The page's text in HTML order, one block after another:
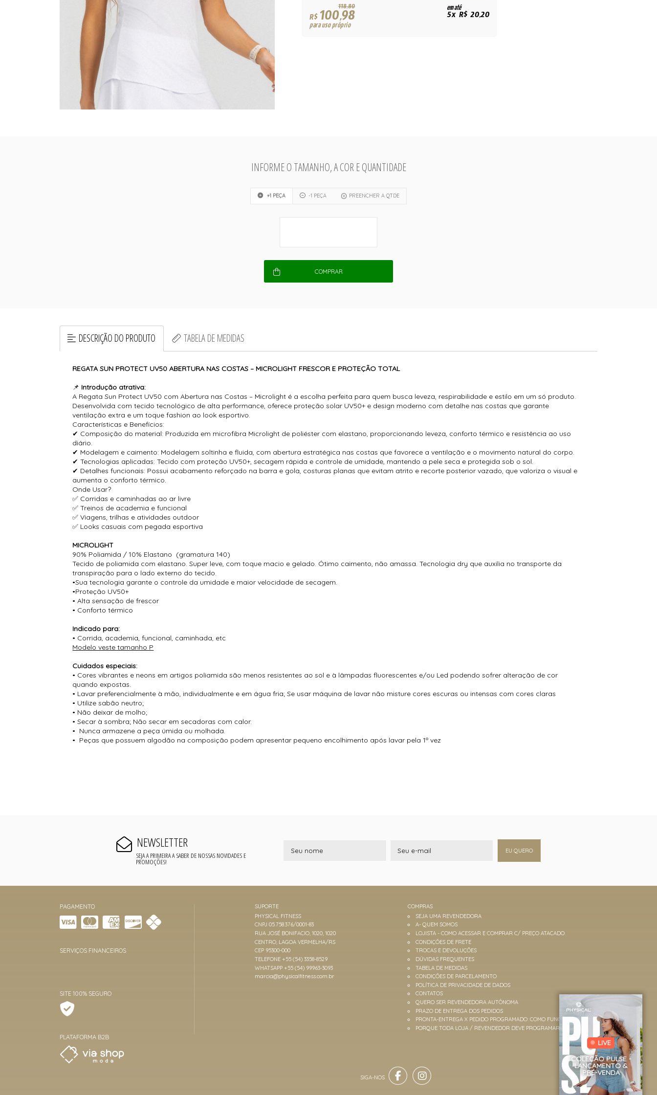
118,80
R$100,98
para uso próprio
em até
5x R$ 20,20
INFORME O TAMANHO, A COR E QUANTIDADE
+1 PEÇA -1 PEÇA PREENCHER A QTDE
COMPRAR
DESCRIÇÃO DO PRODUTO TABELA DE MEDIDAS
REGATA SUN PROTECT UV50 ABERTURA NAS COSTAS – MICROLIGHT FRESCOR E PROTEÇÃO TOTAL
📌 Introdução atrativa:
A Regata Sun Protect UV50 com Abertura nas Costas – Microlight é a escolha perfeita para quem busca leveza, respirabilidade e estilo em um só produto.
Desenvolvida com tecido tecnológico de alta performance, oferece proteção solar UV50+ e design moderno com detalhe nas costas que garante
ventilação extra e um toque fashion ao look esportivo.
Características e Benefícios:
✔ Composição do material: Produzida em microfibra Microlight de poliéster com elastano, proporcionando leveza, conforto térmico e resistência ao uso
diário.
✔ Modelagem e caimento: Modelagem soltinha e fluida, com abertura estratégica nas costas que favorece a ventilação e o movimento natural do corpo.
✔ Tecnologias aplicadas: Tecido com proteção UV50+, secagem rápida e controle de umidade, mantendo a pele seca e protegida sob o sol.
✔ Detalhes funcionais: Possui acabamento reforçado na barra e gola, costuras planas que evitam atrito e recorte posterior vazado, que valoriza o visual e
aumenta o conforto térmico.
Onde Usar?
✅ Corridas e caminhadas ao ar livre
✅ Treinos de academia e funcional
✅ Viagens, trilhas e atividades outdoor
✅ Looks casuais com pegada esportiva
MICROLIGHT
90% Poliamida / 10% Elastano (gramatura 140)
Tecido de poliamida com elastano. Super leve, com toque macio e gelado. Ótimo caimento, não amassa. Tecnologia dry que auxilia no transporte da
transpiração para o lado externo do tecido.
•Sua tecnologia garante o controle da umidade e maior velocidade de secagem.
•Proteção UV50+
• Alta sensação de frescor
• Conforto térmico
Indicado para:
• Corrida, academia, funcional, caminhada, etc
Modelo veste tamanho P
Cuidados especiais:
• Cores vibrantes e neons em artigos poliamida são menos resistentes ao sol e à lâmpadas fluorescentes e/ou Led podendo sofrer alteração de cor
quando expostas.
• Lavar preferencialmente à mão, individualmente e em água fria; Se usar máquina de lavar não misture cores escuras ou intensas com cores claras
• Utilize sabão neutro;
• Não deixar de molho;
• Secar à sombra; Não secar em secadoras com calor.
• Nunca armazene a peça úmida ou molhada.
• Peças que possuem algodão na composição podem apresentar pequeno encolhimento após lavar pela 1º vez
NEWSLETTER
SEJA A PRIMEIRA A SABER DE NOSSAS NOVIDADES E
PROMOÇÕES!
EU QUERO
PAGAMENTO
SERVIÇOS FINANCEIROS
SITE 100% SEGURO
PLATAFORMA B2B
SUPORTE
PHYSICAL FITNESS
CNPJ 05.758.376/0001-83
RUA JOSÉ BONIFACIO, 1020, 1020
CENTRO, LAGOA VERMELHA/RS
CEP 95300-000
TELEFONE +55 (54) 3358-8529
WHATSAPP +55 (54) 99963-3093
marcia@physicalfitness.com.br
COMPRAS
SEJA UMA REVENDEDORA
A- QUEM SOMOS
LOJISTA - COMO ACESSAR E COMPRAR C/ PREÇO ATACADO
CONDIÇÕES DE FRETE
TROCAS E DEVOLUÇÕES
DÚVIDAS FREQUENTES
TABELA DE MEDIDAS
CONDIÇÕES DE PARCELAMENTO
POLÍTICA DE PRIVACIDADE DE DADOS
CONTATOS
QUERO SER REVENDEDORA AUTÔNOMA
PRAZO DE ENTREGA DOS PEDIDOS
PRONTA-ENTREGA X PEDIDO PROGRAMADO: COMO FUNCIONAM
PORQUE TODA LOJA / REVENDEDOR DEVE PROGRAMAR PEDIDOS?
LIVE
COLEÇÃO PULSE -
LANÇAMENTO &
PRÉ-VENDA